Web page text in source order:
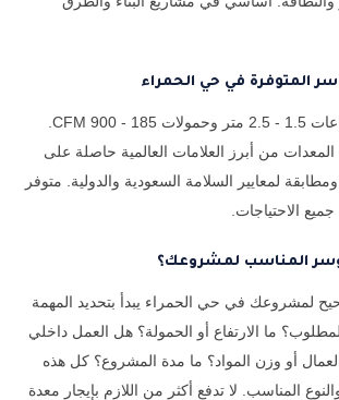
المتوفرة في حي الحمراء
من أبرز العلامات العالمية حاصلة على
شهادات فحص TUV ومطابقة لمعايير السلامة السعودية والدولية. متوفر
المناسب لمشروعك؟
لمشروعك في حي الحمراء يبدأ بتحديد المهمة
ما الارتفاع أو الحمولة؟ هل العمل داخلي
أو وزن المواد؟ ما مدة المشروع؟ كل هذه
المناسب. لا تدفع أكثر من اللازم بإيجار معدة